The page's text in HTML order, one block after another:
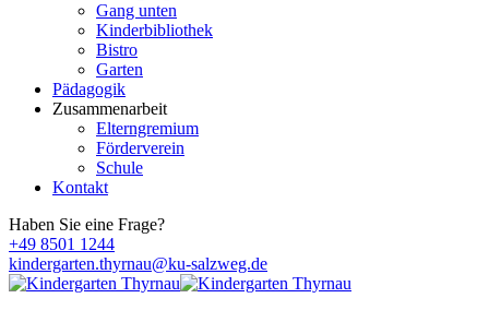
Gang unten
Kinderbibliothek
Bistro
Garten
Pädagogik
Zusammenarbeit
Elterngremium
Förderverein
Schule
Kontakt
Haben Sie eine Frage?
+49 8501 1244
kindergarten.thyrnau@ku-salzweg.de